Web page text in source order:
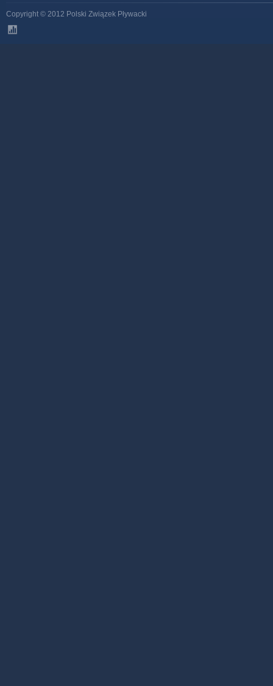
Copyright © 2012 Polski Związek Pływacki